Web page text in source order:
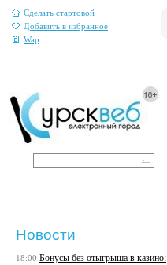
Сделать стартовой
Добавить в избранное
Wap
Новости
18:00 Бонусы без отыгрыша в казино: